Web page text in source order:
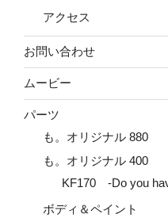
アクセス
お問い合わせ
ムービー
パーツ
も。オリジナル 880
も。オリジナル 400
KF170 -Do you
ボディ＆ペイント